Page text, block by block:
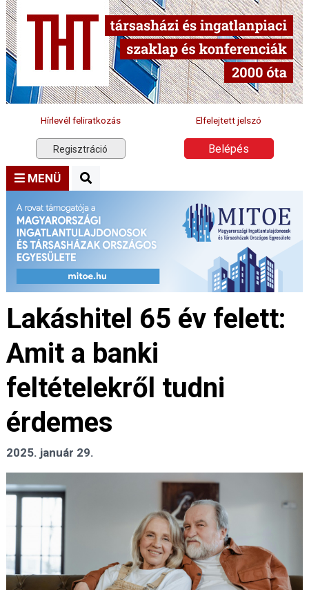
Hírlevél feliratkozás Elfelejtett jelszó
Regisztráció Belépés
MENÜ
Lakáshitel 65 év felett:
Amit a banki
feltételekről tudni
érdemes
2025. január 29.